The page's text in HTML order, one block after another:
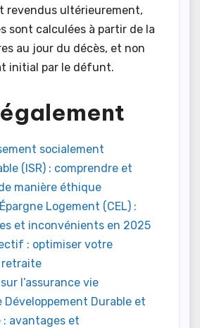
revendus ultérieurement,
sont calculées à partir de la
au jour du décès, et non
initial par le défunt.
socialement
(ISR) : comprendre et
manière éthique
Logement (CEL) :
et inconvénients en 2025
: optimiser votre
retraite
l’assurance vie
Développement Durable et
: avantages et